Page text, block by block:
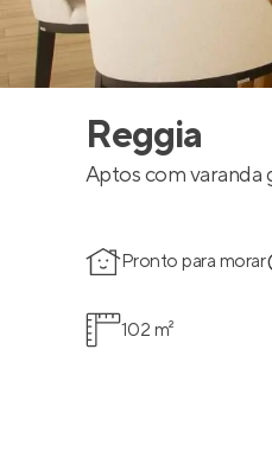
Reggia
Aptos com varanda
Pronto para morar
102 m²